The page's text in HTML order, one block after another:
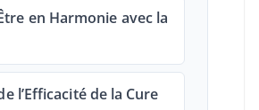
en Harmonie avec la
l’Efficacité de la Cure